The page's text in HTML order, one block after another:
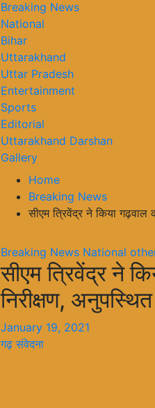
Breaking News
National
Bihar
Uttarakhand
Uttar Pradesh
Entertainment
Sports
Editorial
Uttarakhand Darshan
Gallery
Home
Breaking News
सीएम त्रिवेंद्र ने किया
Breaking News National
सीएम त्रिवेंद्र ने
निरीक्षण,
January 19, 2021
गढ़ संवेदना